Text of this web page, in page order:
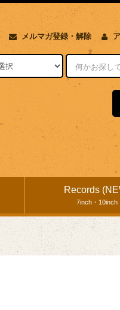
メルマガ登録・解除
Records
7inch・10inch